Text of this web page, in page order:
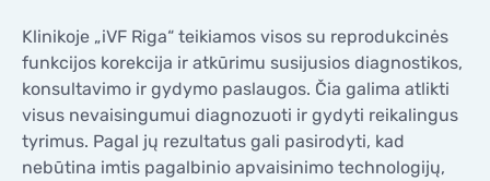
Klinikoje „iVF Riga“ teikiamos visos su reprodukcinės
funkcijos korekcija ir atkūrimu susijusios diagnostikos,
konsultavimo ir gydymo paslaugos. Čia galima atlikti
visus nevaisingumui diagnozuoti ir gydyti reikalingus
tyrimus. Pagal jų rezultatus gali pasirodyti, kad
nebūtina imtis pagalbinio apvaisinimo technologijų,